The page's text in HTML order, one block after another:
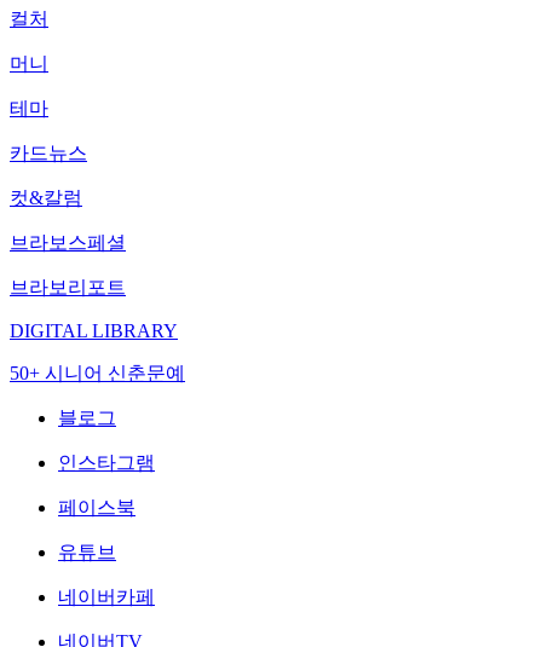
컬처
머니
테마
카드뉴스
컷&칼럼
브라보스페셜
브라보리포트
DIGITAL LIBRARY
50+ 시니어 신춘문예
블로그
인스타그램
페이스북
유튜브
네이버카페
네이버TV